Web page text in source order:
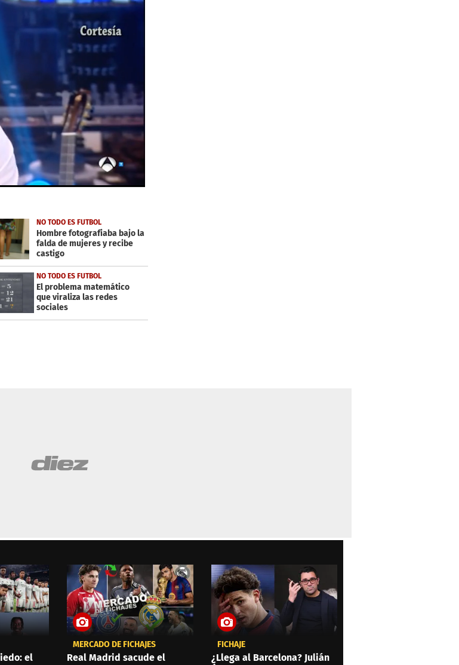
NO TODO ES FUTBOL
Hombre fotografiaba bajo la
falda de mujeres y recibe
castigo
NO TODO ES FUTBOL
El problema matemático
que viraliza las redes
sociales
el
MERCADO DE FICHAJES
Real Madrid sacude el
FICHAJE
¿Llega al Barcelona? Julián